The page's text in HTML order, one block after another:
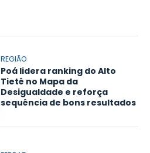
REGIÃO
Poá lidera ranking do Alto
Tietê no Mapa da
Desigualdade e reforça
sequência de bons resultados